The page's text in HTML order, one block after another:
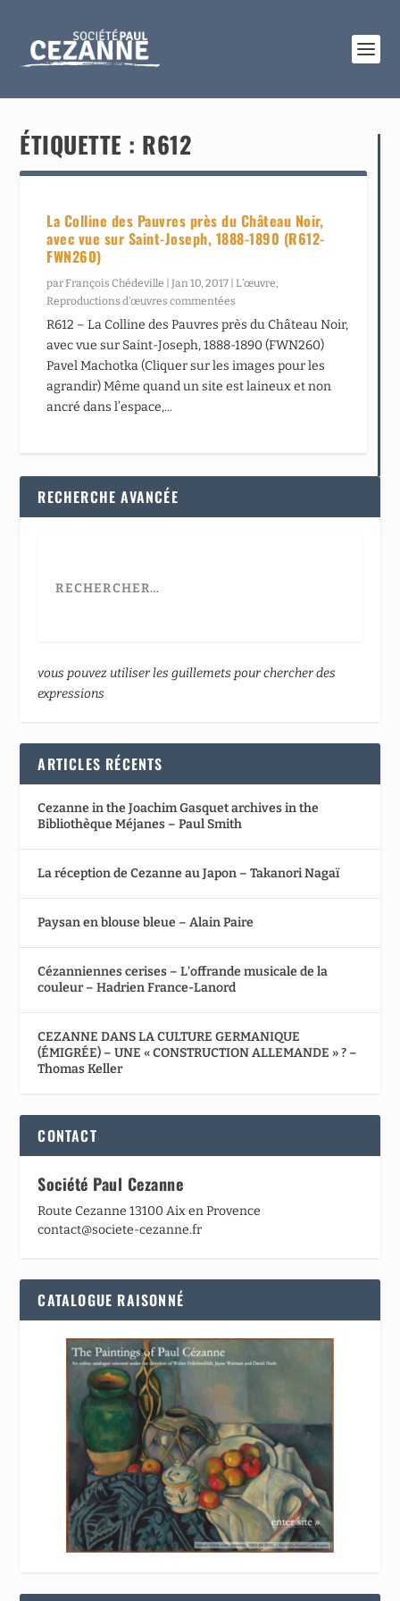
ÉTIQUETTE : R612
La Colline des Pauvres près du Château Noir,
avec vue sur Saint-Joseph, 1888-1890 (R612-
FWN260)
parFrançois Chédeville |Jan 10, 2017 |L’œuvre,
Reproductions d’œuvres commentées
R612 – La Colline des Pauvres près du Château Noir,
avec vue sur Saint-Joseph, 1888-1890 (FWN260)
Pavel Machotka (Cliquer sur les images pour les
agrandir) Même quand un site est laineux et non
ancré dans l’espace,...
RECHERCHE AVANCÉE
vous pouvez utiliser les guillemets pour chercher des
expressions
ARTICLES RÉCENTS
Cezanne in the Joachim Gasquet archives in the
Bibliothèque Méjanes – Paul Smith
La réception de Cezanne au Japon – Takanori Nagaï
Paysan en blouse bleue – Alain Paire
Cézanniennes cerises – L’offrande musicale de la
couleur – Hadrien France-Lanord
CEZANNE DANS LA CULTURE GERMANIQUE
(ÉMIGRÉE) – UNE « CONSTRUCTION ALLEMANDE » ? –
Thomas Keller
CONTACT
Société Paul Cezanne
Route Cezanne 13100 Aix en Provence
contact@societe-cezanne.fr
CATALOGUE RAISONNÉ